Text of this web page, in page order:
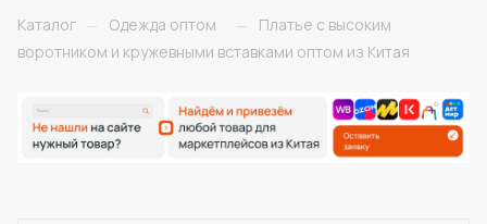
Каталог — Одежда оптом —
Платье с высоким
воротником и кружевными вставками оптом из Китая